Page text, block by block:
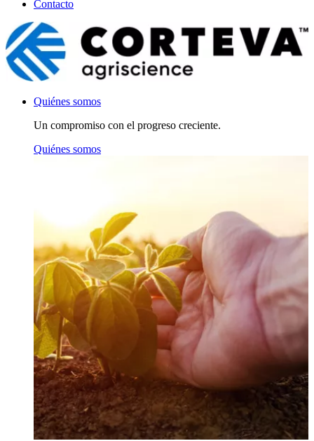
Contacto
Quiénes somos
Un compromiso con el progreso creciente.
Quiénes somos